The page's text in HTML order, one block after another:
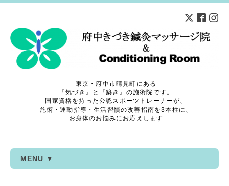
東京・府中市晴見町にある
『気づき』と『築き』の施術院です。
国家資格を持った公認スポーツトレーナーが、
施術・運動指導・生活習慣の改善指南を3本柱に、
お身体のお悩みにお応えします
MENU ▼